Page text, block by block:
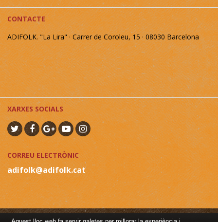
CONTACTE
ADIFOLK. "La Lira" · Carrer de Coroleu, 15 · 08030 Barcelona
XARXES SOCIALS
CORREU ELECTRÒNIC
adifolk@adifolk.cat